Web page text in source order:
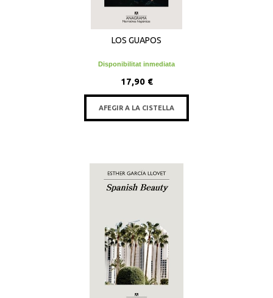
LOS GUAPOS
Disponibilitat inmediata
17,90 €
AFEGIR A LA CISTELLA